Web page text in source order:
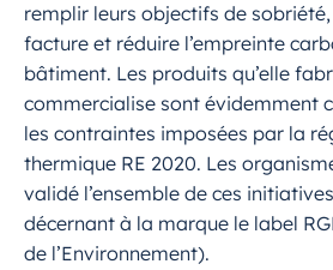
remplir leurs objectifs de
facture et réduire l’empreinte
bâtiment. Les produits qu’elle
commercialise sont évidemment
les contraintes imposées par la
thermique RE 2020. Les
validé l’ensemble de ces
décernant à la marque le label
de l’Environnement).